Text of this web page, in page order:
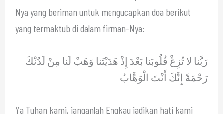
Nya yang beriman untuk mengucapkan doa berikut
yang termaktub di dalam firman-Nya:
رَبَّنا لا تُزِغْ قُلُوبَنا بَعْدَ إِذْ هَدَيْتَنا وَهَبْ لَنا مِنْ لَدُنْكَ
رَحْمَةً إِنَّكَ أَنْتَ الْوَهَّابُ
Ya Tuhan kami, janganlah Engkau jadikan hati kami